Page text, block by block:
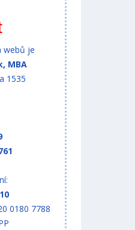
webů je
MBA
1535
0180 7788